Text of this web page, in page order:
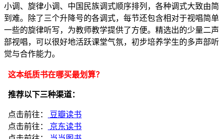
小调、旋律小调、中国民族调式顺序排列，各种调式大致由简
到难。除了三个升降号的各调式，每节还包含相对于视唱简单
一些的旋律听写，为教师教学提供了方便。精选出的少量二声
部视唱，可以很好地活跃课堂气氛，初步培养学生的多声部听
觉与合作能力。
这本纸质书在哪买最划算？
推荐以下三种渠道：
点击前往：
豆瓣读书
点击前往：
京东读书